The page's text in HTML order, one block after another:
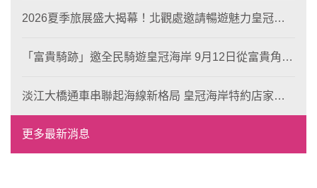
2026夏季旅展盛大揭幕！北觀處邀請暢遊魅力皇冠海
「富貴騎跡」邀全民騎遊皇冠海岸 9月12日從富貴角出
淡江大橋通車串聯起海線新格局 皇冠海岸特約店家、
風格形塑即日起開放報名
更多最新消息